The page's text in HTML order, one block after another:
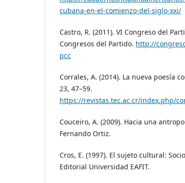
cubana-en-el-comienzo-del-siglo-xxi/
Castro, R. (2011). VI Congreso del
Congresos del Partido. http://
pcc
Corrales, A. (2014). La nueva poesía
23, 47–59.
https://revistas.tec.ac.cr/index.php/
Couceiro, A. (2009). Hacia una
Fernando Ortiz.
Cros, E. (1997). El sujeto cultural:
Editorial Universidad EAFIT.